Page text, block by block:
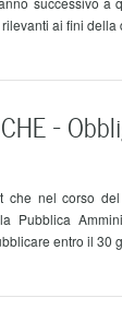
ai fini della
–
nel corso
Pubblica
entro il 30